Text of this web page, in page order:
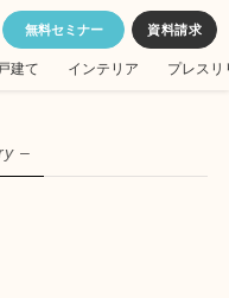
無料セミナー
建て インテリア プレスリ
–